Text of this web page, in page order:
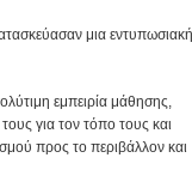
μια εντυπωσιακή
εμπειρία μάθησης,
για τον τόπο τους και
προς το περιβάλλον και